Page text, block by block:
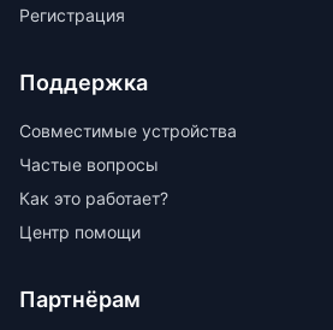
Регистрация
Поддержка
Совместимые устройства
Частые вопросы
Как это работает?
Центр помощи
Партнёрам